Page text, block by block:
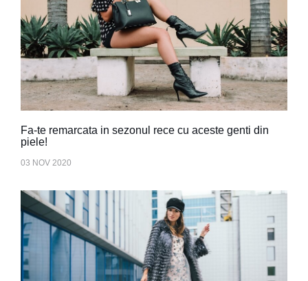
Fa-te remarcata in sezonul rece cu aceste genti din
piele!
03 NOV 2020